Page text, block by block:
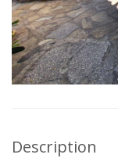
Description